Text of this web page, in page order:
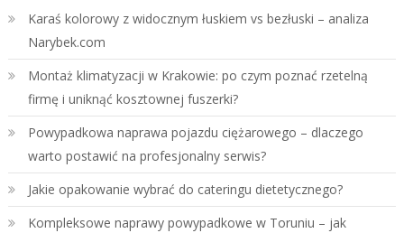
Karaś kolorowy z widocznym łuskiem vs bezłuski – analiza
Narybek.com
Montaż klimatyzacji w Krakowie: po czym poznać rzetelną
firmę i uniknąć kosztownej fuszerki?
Powypadkowa naprawa pojazdu ciężarowego – dlaczego
warto postawić na profesjonalny serwis?
Jakie opakowanie wybrać do cateringu dietetycznego?
Kompleksowe naprawy powypadkowe w Toruniu – jak